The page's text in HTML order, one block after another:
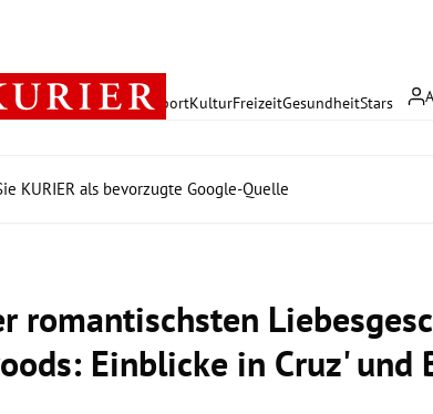
PolitikWirtschaft SportKulturFreizeitGesundheitStars
KURIER als bevorzugte Google-Quelle
romantischsten
Einblicke in Cruz' und